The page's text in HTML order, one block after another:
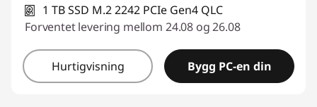
1 TB SSD M.2 2242 PCIe Gen4 QLC
Forventet levering mellom 24.08 og 26.08
Hurtigvisning Bygg PC-en din